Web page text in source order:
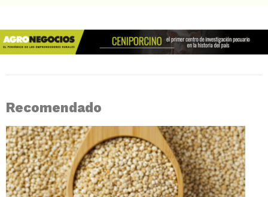
Recomendado